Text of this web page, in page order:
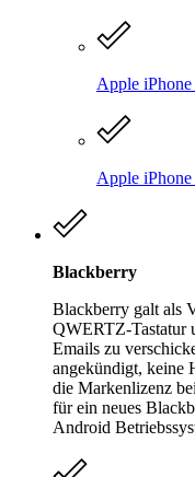
Apple
Apple
Blackberry
Blackberry galt als
QWERTZ-Tastatur
Emails zu
angekündigt, keine
die Markenlizenz
für ein neues
Android